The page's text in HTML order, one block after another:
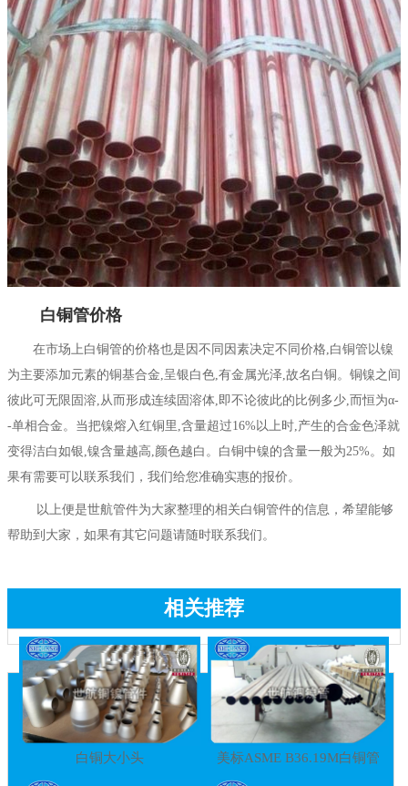
白铜管价格
在市场上白铜管的价格也是因不同因素决定不同价格,白铜管以镍
为主要添加元素的铜基合金,呈银白色,有金属光泽,故名白铜。铜镍之间
彼此可无限固溶,从而形成连续固溶体,即不论彼此的比例多少,而恒为α-
-单相合金。当把镍熔入红铜里,含量超过16%以上时,产生的合金色泽就
变得洁白如银,镍含量越高,颜色越白。白铜中镍的含量一般为25%。如
果有需要可以联系我们，我们给您准确实惠的报价。
以上便是世航管件为大家整理的相关白铜管件的信息，希望能够
帮助到大家，如果有其它问题请随时联系我们。
相关推荐
白铜大小头 美标ASME B36.19M白铜管